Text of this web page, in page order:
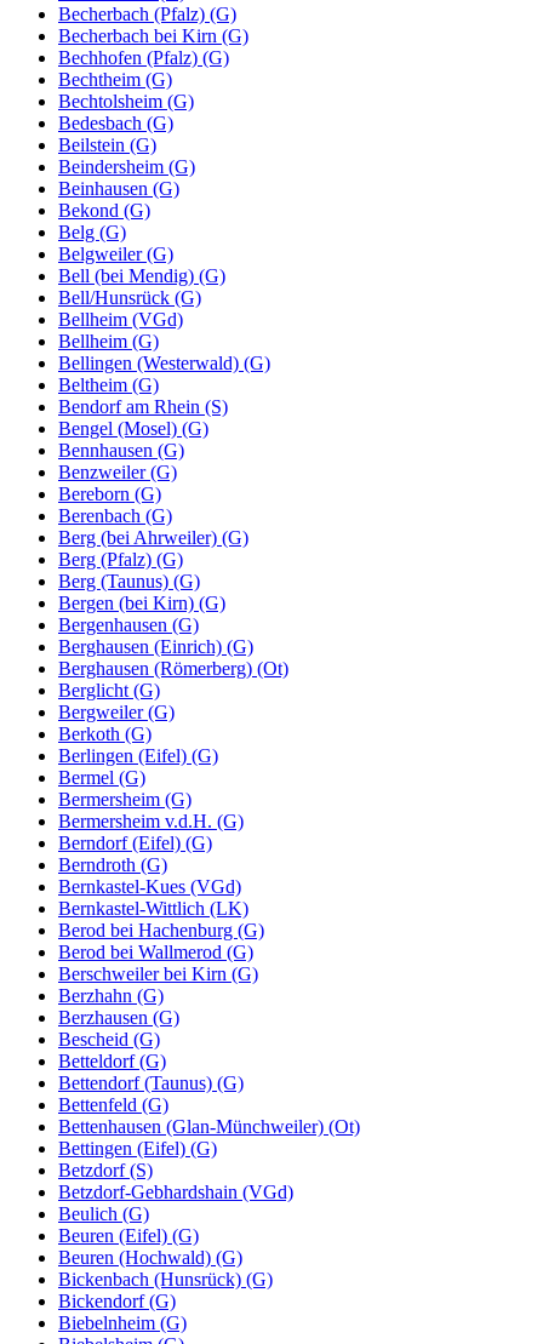
Becherbach (Pfalz) (G)
Becherbach bei Kirn (G)
Bechhofen (Pfalz) (G)
Bechtheim (G)
Bechtolsheim (G)
Bedesbach (G)
Beilstein (G)
Beindersheim (G)
Beinhausen (G)
Bekond (G)
Belg (G)
Belgweiler (G)
Bell (bei Mendig) (G)
Bell/Hunsrück (G)
Bellheim (VGd)
Bellheim (G)
Bellingen (Westerwald) (G)
Beltheim (G)
Bendorf am Rhein (S)
Bengel (Mosel) (G)
Bennhausen (G)
Benzweiler (G)
Bereborn (G)
Berenbach (G)
Berg (bei Ahrweiler) (G)
Berg (Pfalz) (G)
Berg (Taunus) (G)
Bergen (bei Kirn) (G)
Bergenhausen (G)
Berghausen (Einrich) (G)
Berghausen (Römerberg) (Ot)
Berglicht (G)
Bergweiler (G)
Berkoth (G)
Berlingen (Eifel) (G)
Bermel (G)
Bermersheim (G)
Bermersheim v.d.H. (G)
Berndorf (Eifel) (G)
Berndroth (G)
Bernkastel-Kues (VGd)
Bernkastel-Wittlich (LK)
Berod bei Hachenburg (G)
Berod bei Wallmerod (G)
Berschweiler bei Kirn (G)
Berzhahn (G)
Berzhausen (G)
Bescheid (G)
Betteldorf (G)
Bettendorf (Taunus) (G)
Bettenfeld (G)
Bettenhausen (Glan-Münchweiler) (Ot)
Bettingen (Eifel) (G)
Betzdorf (S)
Betzdorf-Gebhardshain (VGd)
Beulich (G)
Beuren (Eifel) (G)
Beuren (Hochwald) (G)
Bickenbach (Hunsrück) (G)
Bickendorf (G)
Biebelnheim (G)